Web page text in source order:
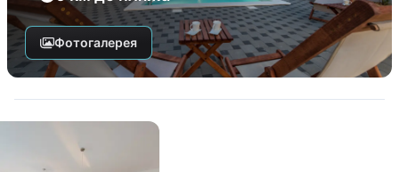
Фотогалерея